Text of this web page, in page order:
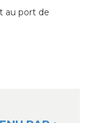
au port de